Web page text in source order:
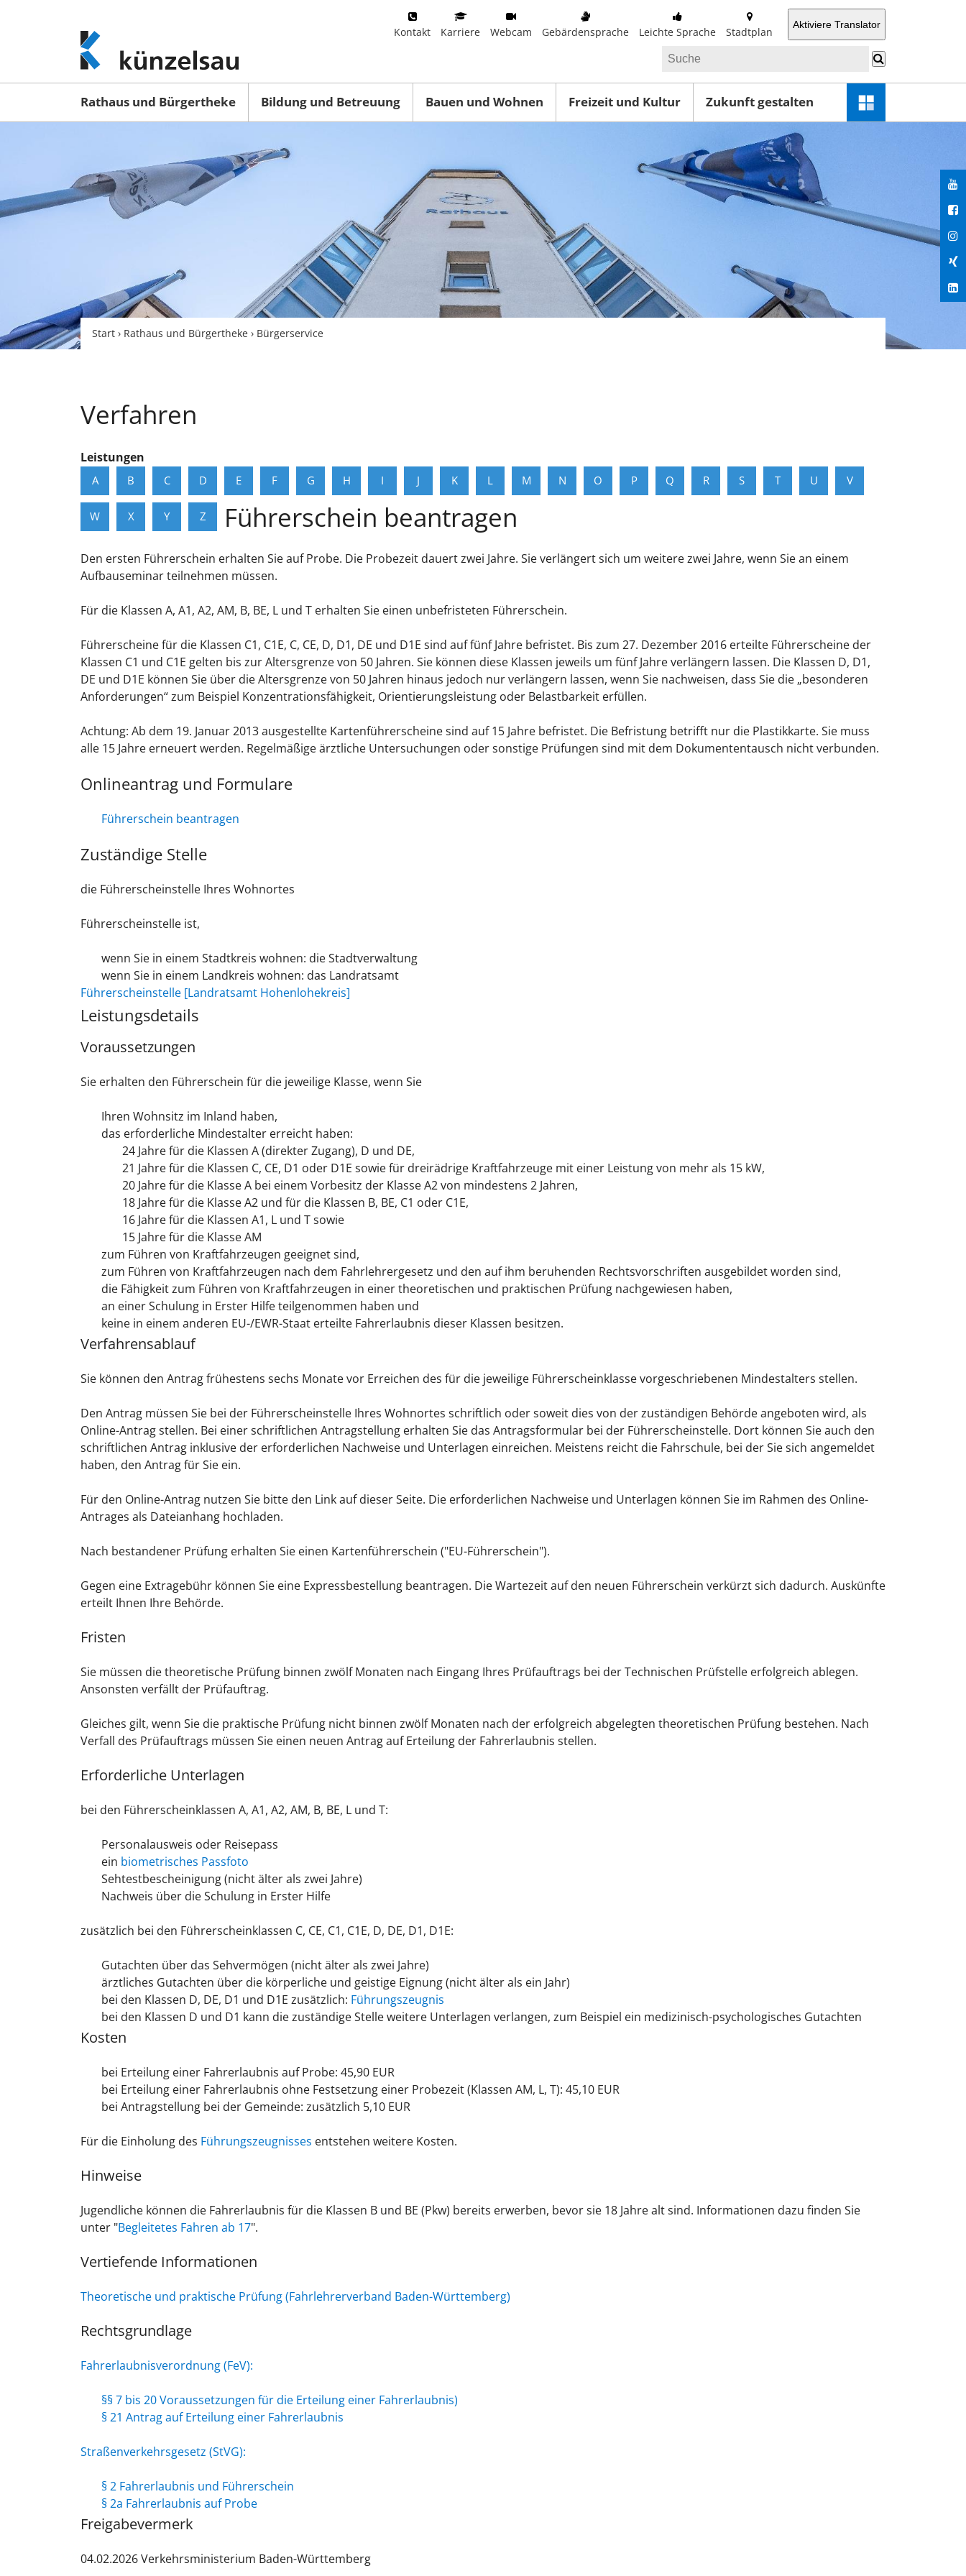
www.kuenzelsau.de
(zur
Startseite)
Kontakt Karriere Webcam Gebärdensprache Leichte Sprache Stadtplan
Aktiviere Translator
Rathaus und Bürgertheke Bildung und Betreuung Bauen und Wohnen Freizeit und Kultur Zukunft gestalten
Schnellzugriff-
Menü
Start › Rathaus und Bürgertheke › Bürgerservice
Verfahren
Leistungen
A B C D E F G H I J K L M N O P Q R S T U V
W X Y Z Führerschein beantragen
Den ersten Führerschein erhalten Sie auf Probe. Die Probezeit dauert zwei Jahre. Sie verlängert sich um weitere zwei Jahre, wenn Sie an einem
Aufbauseminar teilnehmen müssen.
Für die Klassen A, A1, A2, AM, B, BE, L und T erhalten Sie einen unbefristeten Führerschein.
Führerscheine für die Klassen C1, C1E, C, CE, D, D1, DE und D1E sind auf fünf Jahre befristet. Bis zum 27. Dezember 2016 erteilte Führerscheine der
Klassen C1 und C1E gelten bis zur Altersgrenze von 50 Jahren. Sie können diese Klassen jeweils um fünf Jahre verlängern lassen. Die Klassen D, D1,
DE und D1E können Sie über die Altersgrenze von 50 Jahren hinaus jedoch nur verlängern lassen, wenn Sie nachweisen, dass Sie die „besonderen
Anforderungen“ zum Beispiel Konzentrationsfähigkeit, Orientierungsleistung oder Belastbarkeit erfüllen.
Achtung: Ab dem 19. Januar 2013 ausgestellte Kartenführerscheine sind auf 15 Jahre befristet. Die Befristung betrifft nur die Plastikkarte. Sie muss
alle 15 Jahre erneuert werden. Regelmäßige ärztliche Untersuchungen oder sonstige Prüfungen sind mit dem Dokumententausch nicht verbunden.
Onlineantrag und Formulare
Führerschein beantragen
Zuständige Stelle
die Führerscheinstelle Ihres Wohnortes
Führerscheinstelle ist,
wenn Sie in einem Stadtkreis wohnen: die Stadtverwaltung
wenn Sie in einem Landkreis wohnen: das Landratsamt
Führerscheinstelle [Landratsamt Hohenlohekreis]
Leistungsdetails
Voraussetzungen
Sie erhalten den Führerschein für die jeweilige Klasse, wenn Sie
Ihren Wohnsitz im Inland haben,
das erforderliche Mindestalter erreicht haben:
24 Jahre für die Klassen A (direkter Zugang), D und DE,
21 Jahre für die Klassen C, CE, D1 oder D1E sowie für dreirädrige Kraftfahrzeuge mit einer Leistung von mehr als 15 kW,
20 Jahre für die Klasse A bei einem Vorbesitz der Klasse A2 von mindestens 2 Jahren,
18 Jahre für die Klasse A2 und für die Klassen B, BE, C1 oder C1E,
16 Jahre für die Klassen A1, L und T sowie
15 Jahre für die Klasse AM
zum Führen von Kraftfahrzeugen geeignet sind,
zum Führen von Kraftfahrzeugen nach dem Fahrlehrergesetz und den auf ihm beruhenden Rechtsvorschriften ausgebildet worden sind,
die Fähigkeit zum Führen von Kraftfahrzeugen in einer theoretischen und praktischen Prüfung nachgewiesen haben,
an einer Schulung in Erster Hilfe teilgenommen haben und
keine in einem anderen EU-/EWR-Staat erteilte Fahrerlaubnis dieser Klassen besitzen.
Verfahrensablauf
Sie können den Antrag frühestens sechs Monate vor Erreichen des für die jeweilige Führerscheinklasse vorgeschriebenen Mindestalters stellen.
Den Antrag müssen Sie bei der Führerscheinstelle Ihres Wohnortes schriftlich oder soweit dies von der zuständigen Behörde angeboten wird, als
Online-Antrag stellen. Bei einer schriftlichen Antragstellung erhalten Sie das Antragsformular bei der Führerscheinstelle. Dort können Sie auch den
schriftlichen Antrag inklusive der erforderlichen Nachweise und Unterlagen einreichen. Meistens reicht die Fahrschule, bei der Sie sich angemeldet
haben, den Antrag für Sie ein.
Für den Online-Antrag nutzen Sie bitte den Link auf dieser Seite. Die erforderlichen Nachweise und Unterlagen können Sie im Rahmen des Online-
Antrages als Dateianhang hochladen.
Nach bestandener Prüfung erhalten Sie einen Kartenführerschein ("EU-Führerschein").
Gegen eine Extragebühr können Sie eine Expressbestellung beantragen. Die Wartezeit auf den neuen Führerschein verkürzt sich dadurch. Auskünfte
erteilt Ihnen Ihre Behörde.
Fristen
Sie müssen die theoretische Prüfung binnen zwölf Monaten nach Eingang Ihres Prüfauftrags bei der Technischen Prüfstelle erfolgreich ablegen.
Ansonsten verfällt der Prüfauftrag.
Gleiches gilt, wenn Sie die praktische Prüfung nicht binnen zwölf Monaten nach der erfolgreich abgelegten theoretischen Prüfung bestehen. Nach
Verfall des Prüfauftrags müssen Sie einen neuen Antrag auf Erteilung der Fahrerlaubnis stellen.
Erforderliche Unterlagen
bei den Führerscheinklassen A, A1, A2, AM, B, BE, L und T:
Personalausweis oder Reisepass
ein biometrisches Passfoto
Sehtestbescheinigung (nicht älter als zwei Jahre)
Nachweis über die Schulung in Erster Hilfe
zusätzlich bei den Führerscheinklassen C, CE, C1, C1E, D, DE, D1, D1E:
Gutachten über das Sehvermögen (nicht älter als zwei Jahre)
ärztliches Gutachten über die körperliche und geistige Eignung (nicht älter als ein Jahr)
bei den Klassen D, DE, D1 und D1E zusätzlich: Führungszeugnis
bei den Klassen D und D1 kann die zuständige Stelle weitere Unterlagen verlangen, zum Beispiel ein medizinisch-psychologisches Gutachten
Kosten
bei Erteilung einer Fahrerlaubnis auf Probe: 45,90 EUR
bei Erteilung einer Fahrerlaubnis ohne Festsetzung einer Probezeit (Klassen AM, L, T): 45,10 EUR
bei Antragstellung bei der Gemeinde: zusätzlich 5,10 EUR
Für die Einholung des Führungszeugnisses entstehen weitere Kosten.
Hinweise
Jugendliche können die Fahrerlaubnis für die Klassen B und BE (Pkw) bereits erwerben, bevor sie 18 Jahre alt sind. Informationen dazu finden Sie
unter "Begleitetes Fahren ab 17".
Vertiefende Informationen
Theoretische und praktische Prüfung (Fahrlehrerverband Baden-Württemberg)
Rechtsgrundlage
Fahrerlaubnisverordnung (FeV):
§§ 7 bis 20 Voraussetzungen für die Erteilung einer Fahrerlaubnis)
§ 21 Antrag auf Erteilung einer Fahrerlaubnis
Straßenverkehrsgesetz (StVG):
§ 2 Fahrerlaubnis und Führerschein
§ 2a Fahrerlaubnis auf Probe
Freigabevermerk
04.02.2026Verkehrsministerium Baden-Württemberg